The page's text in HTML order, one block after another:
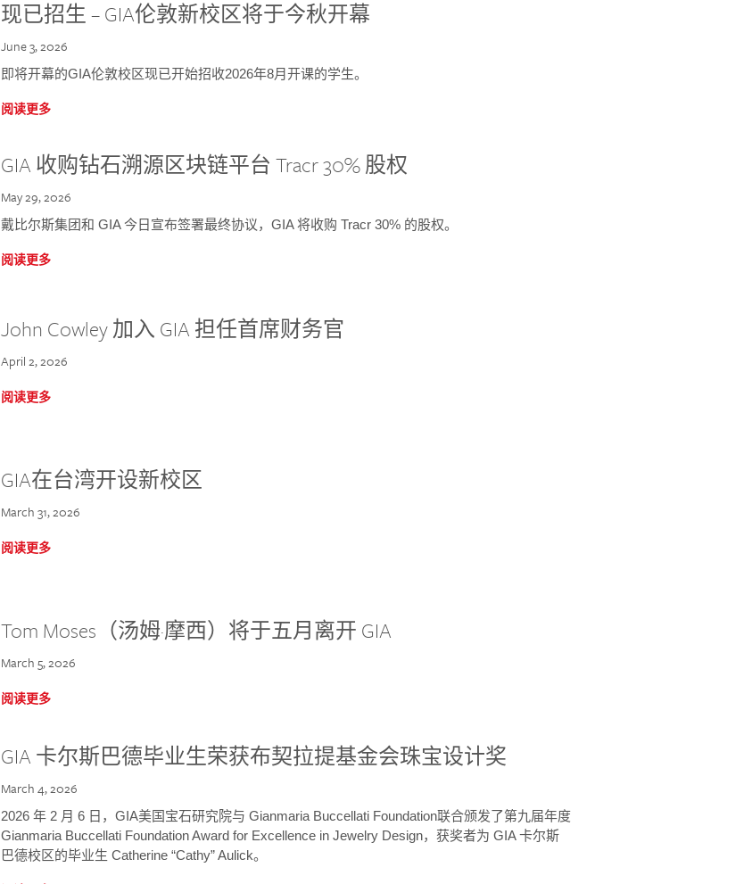
现已招生 – GIA伦敦新校区将于今秋开幕
June 3, 2026
即将开幕的GIA伦敦校区现已开始招收2026年8月开课的学生。
阅读更多
GIA 收购钻石溯源区块链平台 Tracr 30% 股权
May 29, 2026
戴比尔斯集团和 GIA 今日宣布签署最终协议，GIA 将收购 Tracr 30% 的股权。
阅读更多
John Cowley 加入 GIA 担任首席财务官
April 2, 2026
阅读更多
GIA在台湾开设新校区
March 31, 2026
阅读更多
Tom Moses（汤姆·摩西）将于五月离开 GIA
March 5, 2026
阅读更多
GIA 卡尔斯巴德毕业生荣获布契拉提基金会珠宝设计奖
March 4, 2026
2026 年 2 月 6 日，GIA美国宝石研究院与 Gianmaria Buccellati Foundation联合颁发了第九届年度
Gianmaria Buccellati Foundation Award for Excellence in Jewelry Design，获奖者为 GIA 卡尔斯
巴德校区的毕业生 Catherine “Cathy” Aulick。